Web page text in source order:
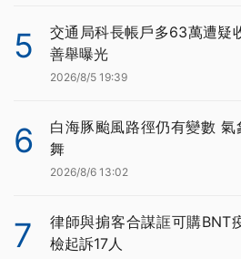
5
交通局科長帳戶多63萬遭疑
善舉曝光
2026/8/5 19:39
6
白海豚颱風路徑仍有變數
舞
2026/8/6 13:02
7
律師與掮客合謀誆可購BNT
檢起訴17人